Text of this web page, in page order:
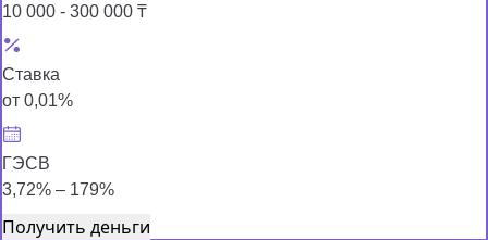
10 000 - 300 000 ₸
Ставка
от 0,01%
ГЭСВ
3,72% – 179%
Получить деньги